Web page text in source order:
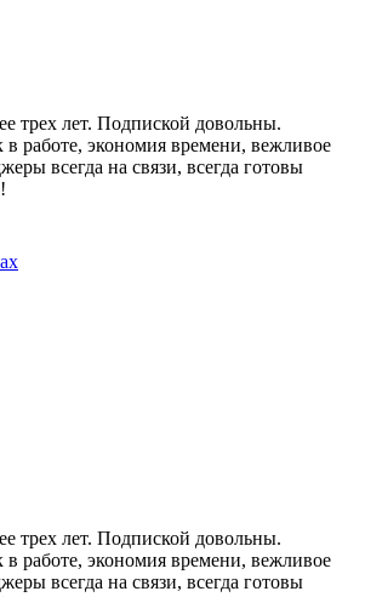
трех лет. Подпиской довольны.
работе, экономия времени, вежливое
всегда на связи, всегда готовы
трех лет. Подпиской довольны.
работе, экономия времени, вежливое
всегда на связи, всегда готовы